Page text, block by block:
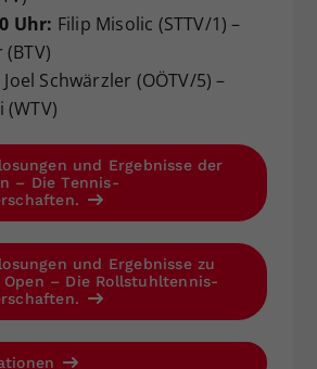
Uhr: Filip Misolic (STTV/1) –
Joel Schwärzler (OÖTV/5) –
(WTV)
und Ergebnisse der
– Die Tennis-
und Ergebnisse zu
Open – Die Rollstuhltennis-